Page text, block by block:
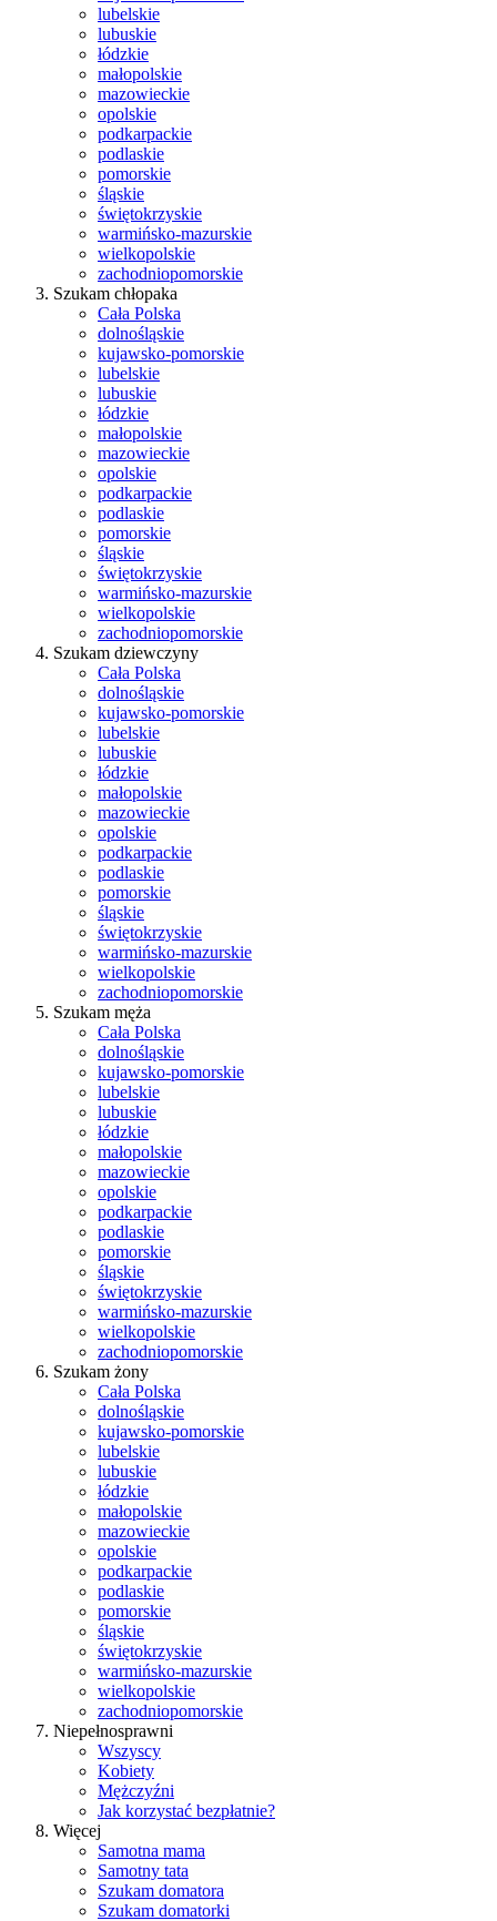
lubelskie
lubuskie
łódzkie
małopolskie
mazowieckie
opolskie
podkarpackie
podlaskie
pomorskie
śląskie
świętokrzyskie
warmińsko-mazurskie
wielkopolskie
zachodniopomorskie
Szukam chłopaka
Cała Polska
dolnośląskie
kujawsko-pomorskie
lubelskie
lubuskie
łódzkie
małopolskie
mazowieckie
opolskie
podkarpackie
podlaskie
pomorskie
śląskie
świętokrzyskie
warmińsko-mazurskie
wielkopolskie
zachodniopomorskie
Szukam dziewczyny
Cała Polska
dolnośląskie
kujawsko-pomorskie
lubelskie
lubuskie
łódzkie
małopolskie
mazowieckie
opolskie
podkarpackie
podlaskie
pomorskie
śląskie
świętokrzyskie
warmińsko-mazurskie
wielkopolskie
zachodniopomorskie
Szukam męża
Cała Polska
dolnośląskie
kujawsko-pomorskie
lubelskie
lubuskie
łódzkie
małopolskie
mazowieckie
opolskie
podkarpackie
podlaskie
pomorskie
śląskie
świętokrzyskie
warmińsko-mazurskie
wielkopolskie
zachodniopomorskie
Szukam żony
Cała Polska
dolnośląskie
kujawsko-pomorskie
lubelskie
lubuskie
łódzkie
małopolskie
mazowieckie
opolskie
podkarpackie
podlaskie
pomorskie
śląskie
świętokrzyskie
warmińsko-mazurskie
wielkopolskie
zachodniopomorskie
Niepełnosprawni
Wszyscy
Kobiety
Mężczyźni
Jak korzystać bezpłatnie?
Więcej
Samotna mama
Samotny tata
Szukam domatora
Szukam domatorki